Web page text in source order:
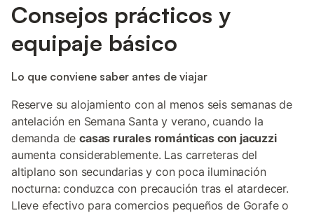
Consejos prácticos y
equipaje básico
Lo que conviene saber antes de viajar
Reserve su alojamiento con al menos seis semanas de
antelación en Semana Santa y verano, cuando la
demanda decasas rurales románticas con jacuzzi
aumenta considerablemente. Las carreteras del
altiplano son secundarias y con poca iluminación
nocturna: conduzca con precaución tras el atardecer.
Lleve efectivo para comercios pequeños de Gorafe o